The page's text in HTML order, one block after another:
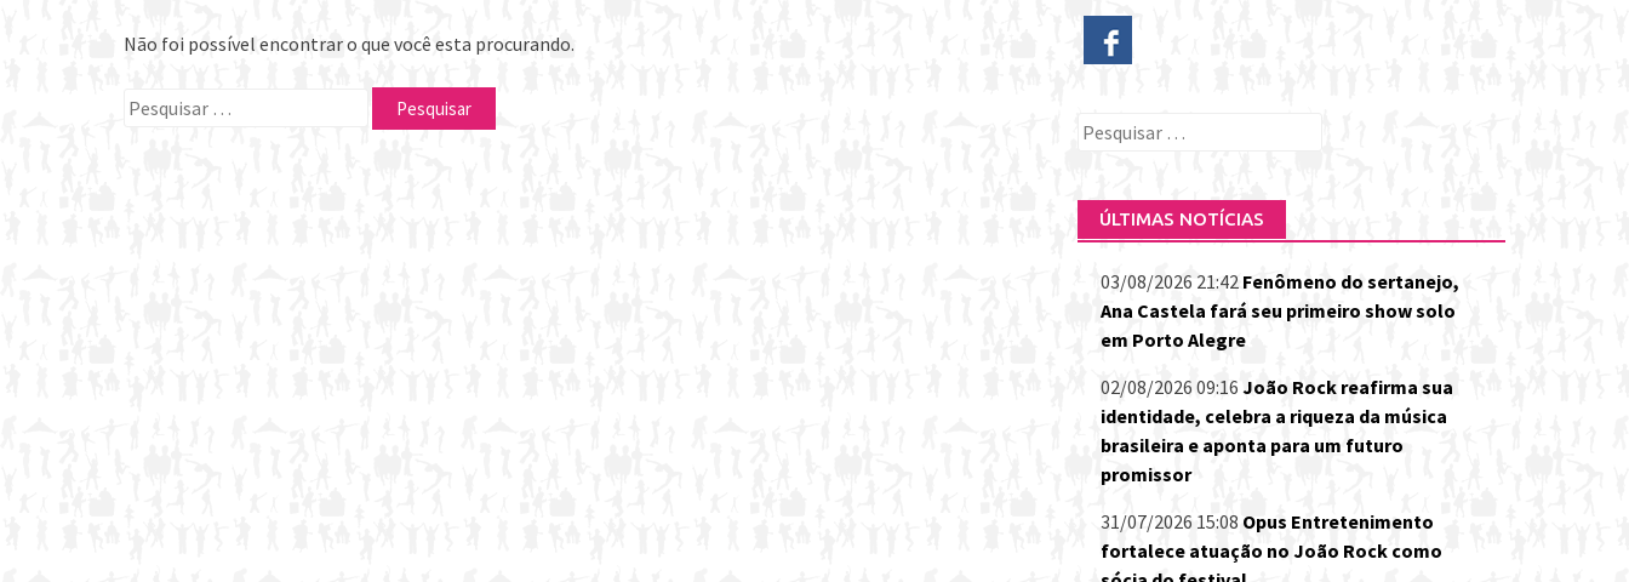
Não foi possível encontrar o que você esta procurando.
Pesquisar
Pesquisar
ÚLTIMAS NOTÍCIAS
03/08/2026 21:42 Fenômeno do sertanejo,
Ana Castela fará seu primeiro show solo
em Porto Alegre
02/08/2026 09:16 João Rock reafirma sua
identidade, celebra a riqueza da música
brasileira e aponta para um futuro
promissor
31/07/2026 15:08 Opus Entretenimento
fortalece atuação no João Rock como